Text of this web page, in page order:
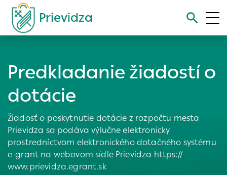
Prievidza
Predkladanie žiadostí o
dotácie
Žiadosť o poskytnutie dotácie z rozpočtu mesta
Prievidza sa podáva výlučne elektronicky
prostredníctvom elektronického dotačného systému
e-grant na webovom sídle Prievidza https://
www.prievidza.egrant.sk
Nastavenie cookies
ukladať informácie o vašej aktivite a preferenciách.
Používajú sa napríklad k tomu, aby si webový prehliadač
zapamätoval Vaše prihlásenie alebo aby sa uložila Vaša
voľba v tomto okne.
Vyberte úroveň cookies, ktorú chcete povoliť